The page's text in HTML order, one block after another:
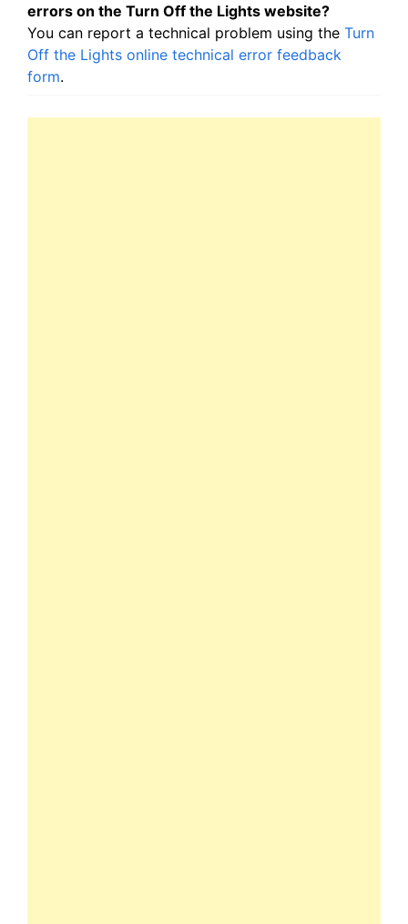
errors on the Turn Off the Lights website?
You can report a technical problem using the Turn
Off the Lights online technical error feedback
form.